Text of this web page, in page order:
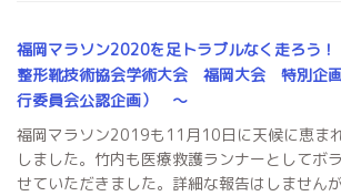
福岡マラソン2020を足トラブルなく走ろう
整形靴技術協会学術大会 福岡大会 特別企
行委員会公認企画） 〜
福岡マラソン2019も11月10日に天候に恵ま
しました。竹内も医療救護ランナーとしてボ
せていただきました。詳細な報告はしません